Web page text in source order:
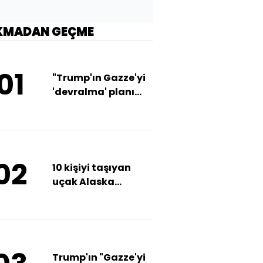
GEÇME
"Trump'ın Gazze'yi
'devralma' planı
10 kişiyi taşıyan
uçak Alaska
Trump'ın "Gazze'yi